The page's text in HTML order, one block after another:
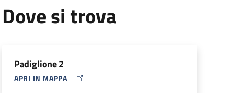
Dove si trova
Padiglione 2
APRI IN MAPPA
MAP ICON